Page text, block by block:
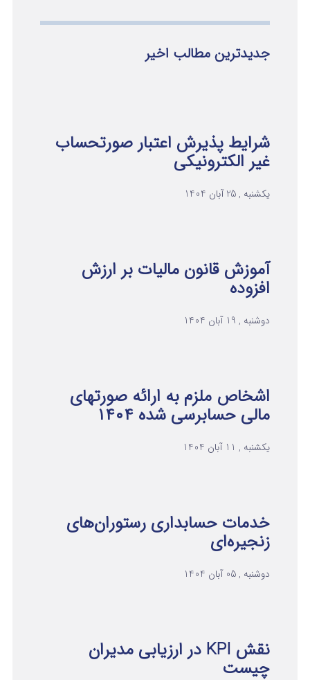
جدیدترین مطالب اخیر
شرایط پذیرش اعتبار صورتحساب
غیر الکترونیکی
یکشنبه , 25 آبان 1404
آموزش قانون مالیات بر ارزش
افزوده
دوشنبه , 19 آبان 1404
اشخاص ملزم به ارائه صورتهای
مالی حسابرسی شده ۱۴۰۴
یکشنبه , 11 آبان 1404
خدمات حسابداری رستوران‌های
زنجیره‌ای
دوشنبه , 05 آبان 1404
نقش KPI در ارزیابی مدیران
چیست